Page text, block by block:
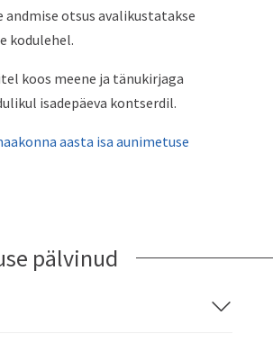
andmise otsus avalikustatakse
kodulehel.
koos meene ja tänukirjaga
isadepäeva kontserdil.
aasta isa aunimetuse
pälvinud